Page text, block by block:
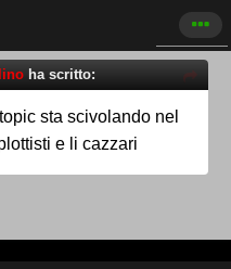
ha scritto:
sta scivolando nel
e li cazzari